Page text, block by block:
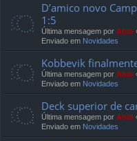
D’amico novo
1:5
Última mensagem por Abib
Enviado em Novidades
Kobbevik
Última mensagem por Abib
Enviado em Novidades
Deck superior de
Última mensagem por Abib
Enviado em Novidades